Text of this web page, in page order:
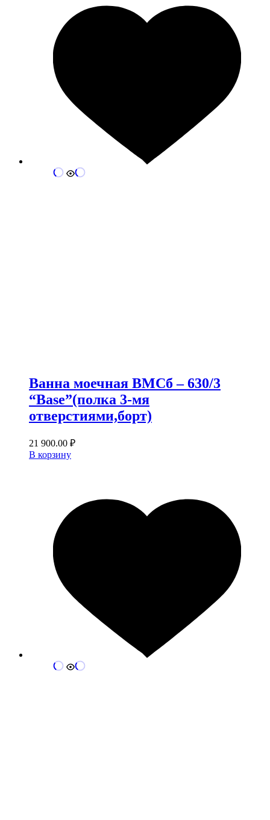
Ванна моечная ВМСб – 630/3
“Base”(полка 3-мя
отверстиями,борт)
21 900.00 ₽
В корзину